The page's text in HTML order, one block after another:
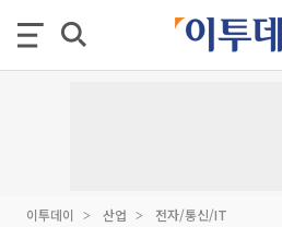
이투데이 산업 전자/통신/IT